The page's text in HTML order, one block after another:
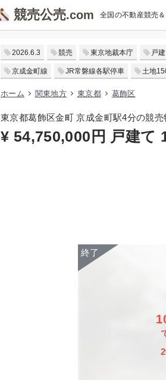
競売公売 全国の不動産競売
2026.6.3 競売 東京地裁本庁 戸
京成金町線 JR常磐線各駅停車 土地
ホーム 関東地方 東京都 葛飾区
東京都葛飾区金町 京成金町駅4分の競売
¥ 54,750,000円 戸建て